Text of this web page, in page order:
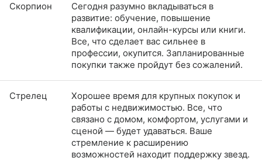
Скорпион
Сегодня разумно вкладываться в
развитие: обучение, повышение
квалификации, онлайн-курсы или книги.
Все, что сделает вас сильнее в
профессии, окупится. Запланированные
покупки также пройдут без сожалений.
Стрелец
Хорошее время для крупных покупок и
работы с недвижимостью. Все, что
связано с домом, комфортом, услугами и
сценой — будет удаваться. Ваше
стремление к расширению
возможностей находит поддержку звезд.